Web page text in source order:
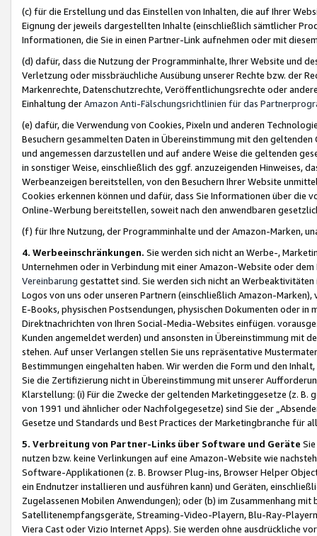
(c) für die Erstellung und das Einstellen von Inhalten, die auf Ihrer
Eignung der jeweils dargestellten Inhalte (einschließlich sämtlicher
Informationen, die Sie in einen Partner-Link aufnehmen oder mit
(d) dafür, dass die Nutzung der Programminhalte, Ihrer Website und
Verletzung oder missbräuchliche Ausübung unserer Rechte bzw. der
Markenrechte, Datenschutzrechte, Veröffentlichungsrechte oder
Einhaltung derAmazon Anti-Fälschungsrichtlinien für das
(e) dafür, die Verwendung von Cookies, Pixeln und anderen
Besuchern gesammelten Daten in Übereinstimmung mit den
und angemessen darzustellen und auf andere Weise die geltenden
in sonstiger Weise, einschließlich des ggf. anzuzeigenden Hinweises,
Werbeanzeigen bereitstellen, von den Besuchern Ihrer Website
Cookies erkennen können und dafür, dass Sie Informationen über die
Online-Werbung bereitstellen, soweit nach den anwendbaren
(f) für Ihre Nutzung, der Programminhalte und der Amazon-Marken,
4. Werbeeinschränkungen. Sie werden sich nicht an Werbe-,
Unternehmen oder in Verbindung mit einer Amazon-Website oder
Vereinbarung gestattet sind. Sie werden sich nicht an
Logos von uns oder unseren Partnern (einschließlich Amazon-
E-Books, physischen Postsendungen, physischen Dokumenten oder in
Direktnachrichten von Ihren Social-Media-Websites einfügen.
Kunden angemeldet werden) und ansonsten in Übereinstimmung mit
stehen. Auf unser Verlangen stellen Sie uns repräsentative
Bestimmungen eingehalten haben. Wir werden die Form und den
Sie die Zertifizierung nicht in Übereinstimmung mit unserer
Klarstellung: (i) Für die Zwecke der geltenden Marketinggesetze (z. B.
von 1991 und ähnlicher oder Nachfolgegesetze) sind Sie der
Gesetze und Standards und Best Practices der Marketingbranche für
5. Verbreitung von Partner-Links über Software und Geräte
nutzen bzw. keine Verlinkungen auf eine Amazon-Website wie
Software-Applikationen (z. B. Browser Plug-ins, Browser Helper
ein Endnutzer installieren und ausführen kann) und Geräten,
Zugelassenen Mobilen Anwendungen); oder (b) im Zusammenhang
Satellitenempfangsgeräte, Streaming-Video-Playern, Blu-Ray-
Viera Cast oder Vizio Internet Apps). Sie werden ohne ausdrückliche